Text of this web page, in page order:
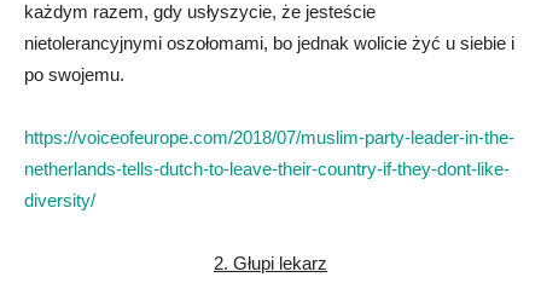
każdym razem, gdy usłyszycie, że jesteście
nietolerancyjnymi oszołomami, bo jednak wolicie żyć u siebie i
po swojemu.
https://voiceofeurope.com/2018/07/muslim-party-leader-in-the-
netherlands-tells-dutch-to-leave-their-country-if-they-dont-like-
diversity/
2. Głupi lekarz